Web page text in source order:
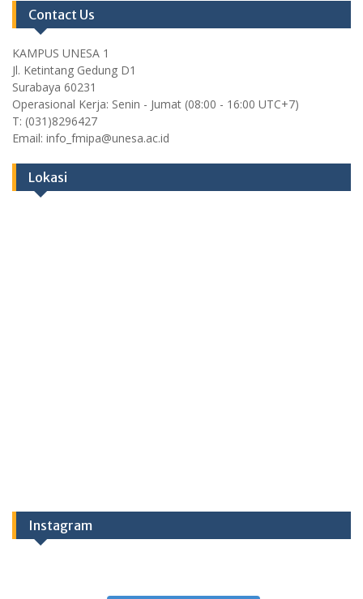
Contact Us
KAMPUS UNESA 1
Jl. Ketintang Gedung D1
Surabaya 60231
Operasional Kerja: Senin - Jumat (08:00 - 16:00 UTC+7)
T: (031)8296427
Email: info_fmipa@unesa.ac.id
Lokasi
Instagram